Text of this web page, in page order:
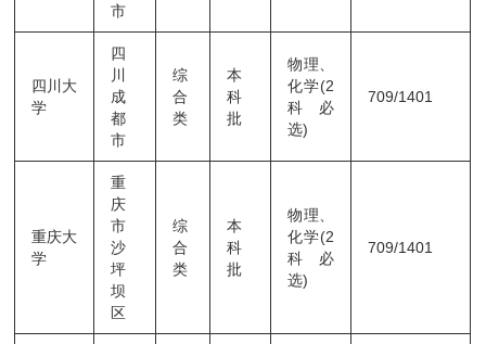
市
四川大
学
四
川
成
都
市
综
合
类
本
科
批
物理、
化学(2
科必
选)
709/1401
重庆大
学
重
庆
市
沙
坪
坝
区
综
合
类
本
科
批
物理、
化学(2
科必
选)
709/1401